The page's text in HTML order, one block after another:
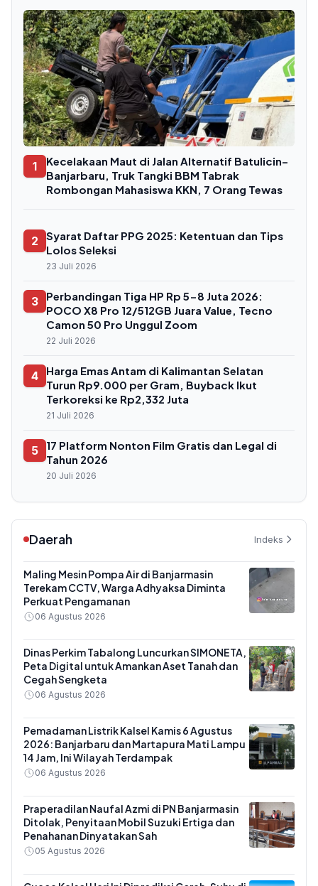
1
Kecelakaan Maut di Jalan Alternatif Batulicin–
Banjarbaru, Truk Tangki BBM Tabrak
Rombongan Mahasiswa KKN, 7 Orang Tewas
2
Syarat Daftar PPG 2025: Ketentuan dan Tips
Lolos Seleksi
23 Juli 2026
3
Perbandingan Tiga HP Rp 5-8 Juta 2026:
POCO X8 Pro 12/512GB Juara Value, Tecno
Camon 50 Pro Unggul Zoom
22 Juli 2026
4
Harga Emas Antam di Kalimantan Selatan
Turun Rp9.000 per Gram, Buyback Ikut
Terkoreksi ke Rp2,332 Juta
21 Juli 2026
5
17 Platform Nonton Film Gratis dan Legal di
Tahun 2026
20 Juli 2026
Daerah Indeks
Maling Mesin Pompa Air di Banjarmasin
Terekam CCTV, Warga Adhyaksa Diminta
Perkuat Pengamanan
06 Agustus 2026
Dinas Perkim Tabalong Luncurkan SIMONETA,
Peta Digital untuk Amankan Aset Tanah dan
Cegah Sengketa
06 Agustus 2026
Pemadaman Listrik Kalsel Kamis 6 Agustus
2026: Banjarbaru dan Martapura Mati Lampu
14 Jam, Ini Wilayah Terdampak
06 Agustus 2026
Praperadilan Naufal Azmi di PN Banjarmasin
Ditolak, Penyitaan Mobil Suzuki Ertiga dan
Penahanan Dinyatakan Sah
05 Agustus 2026